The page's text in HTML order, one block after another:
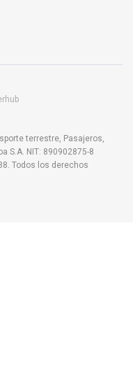
terrestre, Pasajeros,
S.A. NIT: 890902875-8
Todos los derechos